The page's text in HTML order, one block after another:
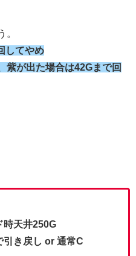
。
してやめ
紫が出た場合は42Gまで回
時天井250G
引き戻し or 通常C